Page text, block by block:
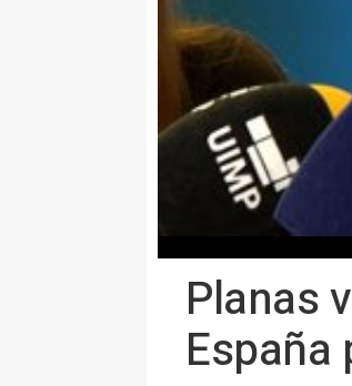
Planas
España